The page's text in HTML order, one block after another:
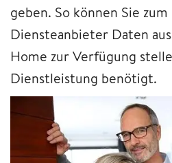
geben. So können Sie
Diensteanbieter Daten
Home zur Verfügung
Dienstleistung benötigt.